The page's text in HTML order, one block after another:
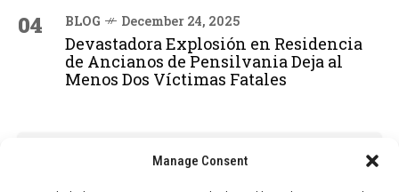
Manage Consent
04 BLOG December 24, 2025
Devastadora Explosión en Residencia
de Ancianos de Pensilvania Deja al
Menos Dos Víctimas Fatales